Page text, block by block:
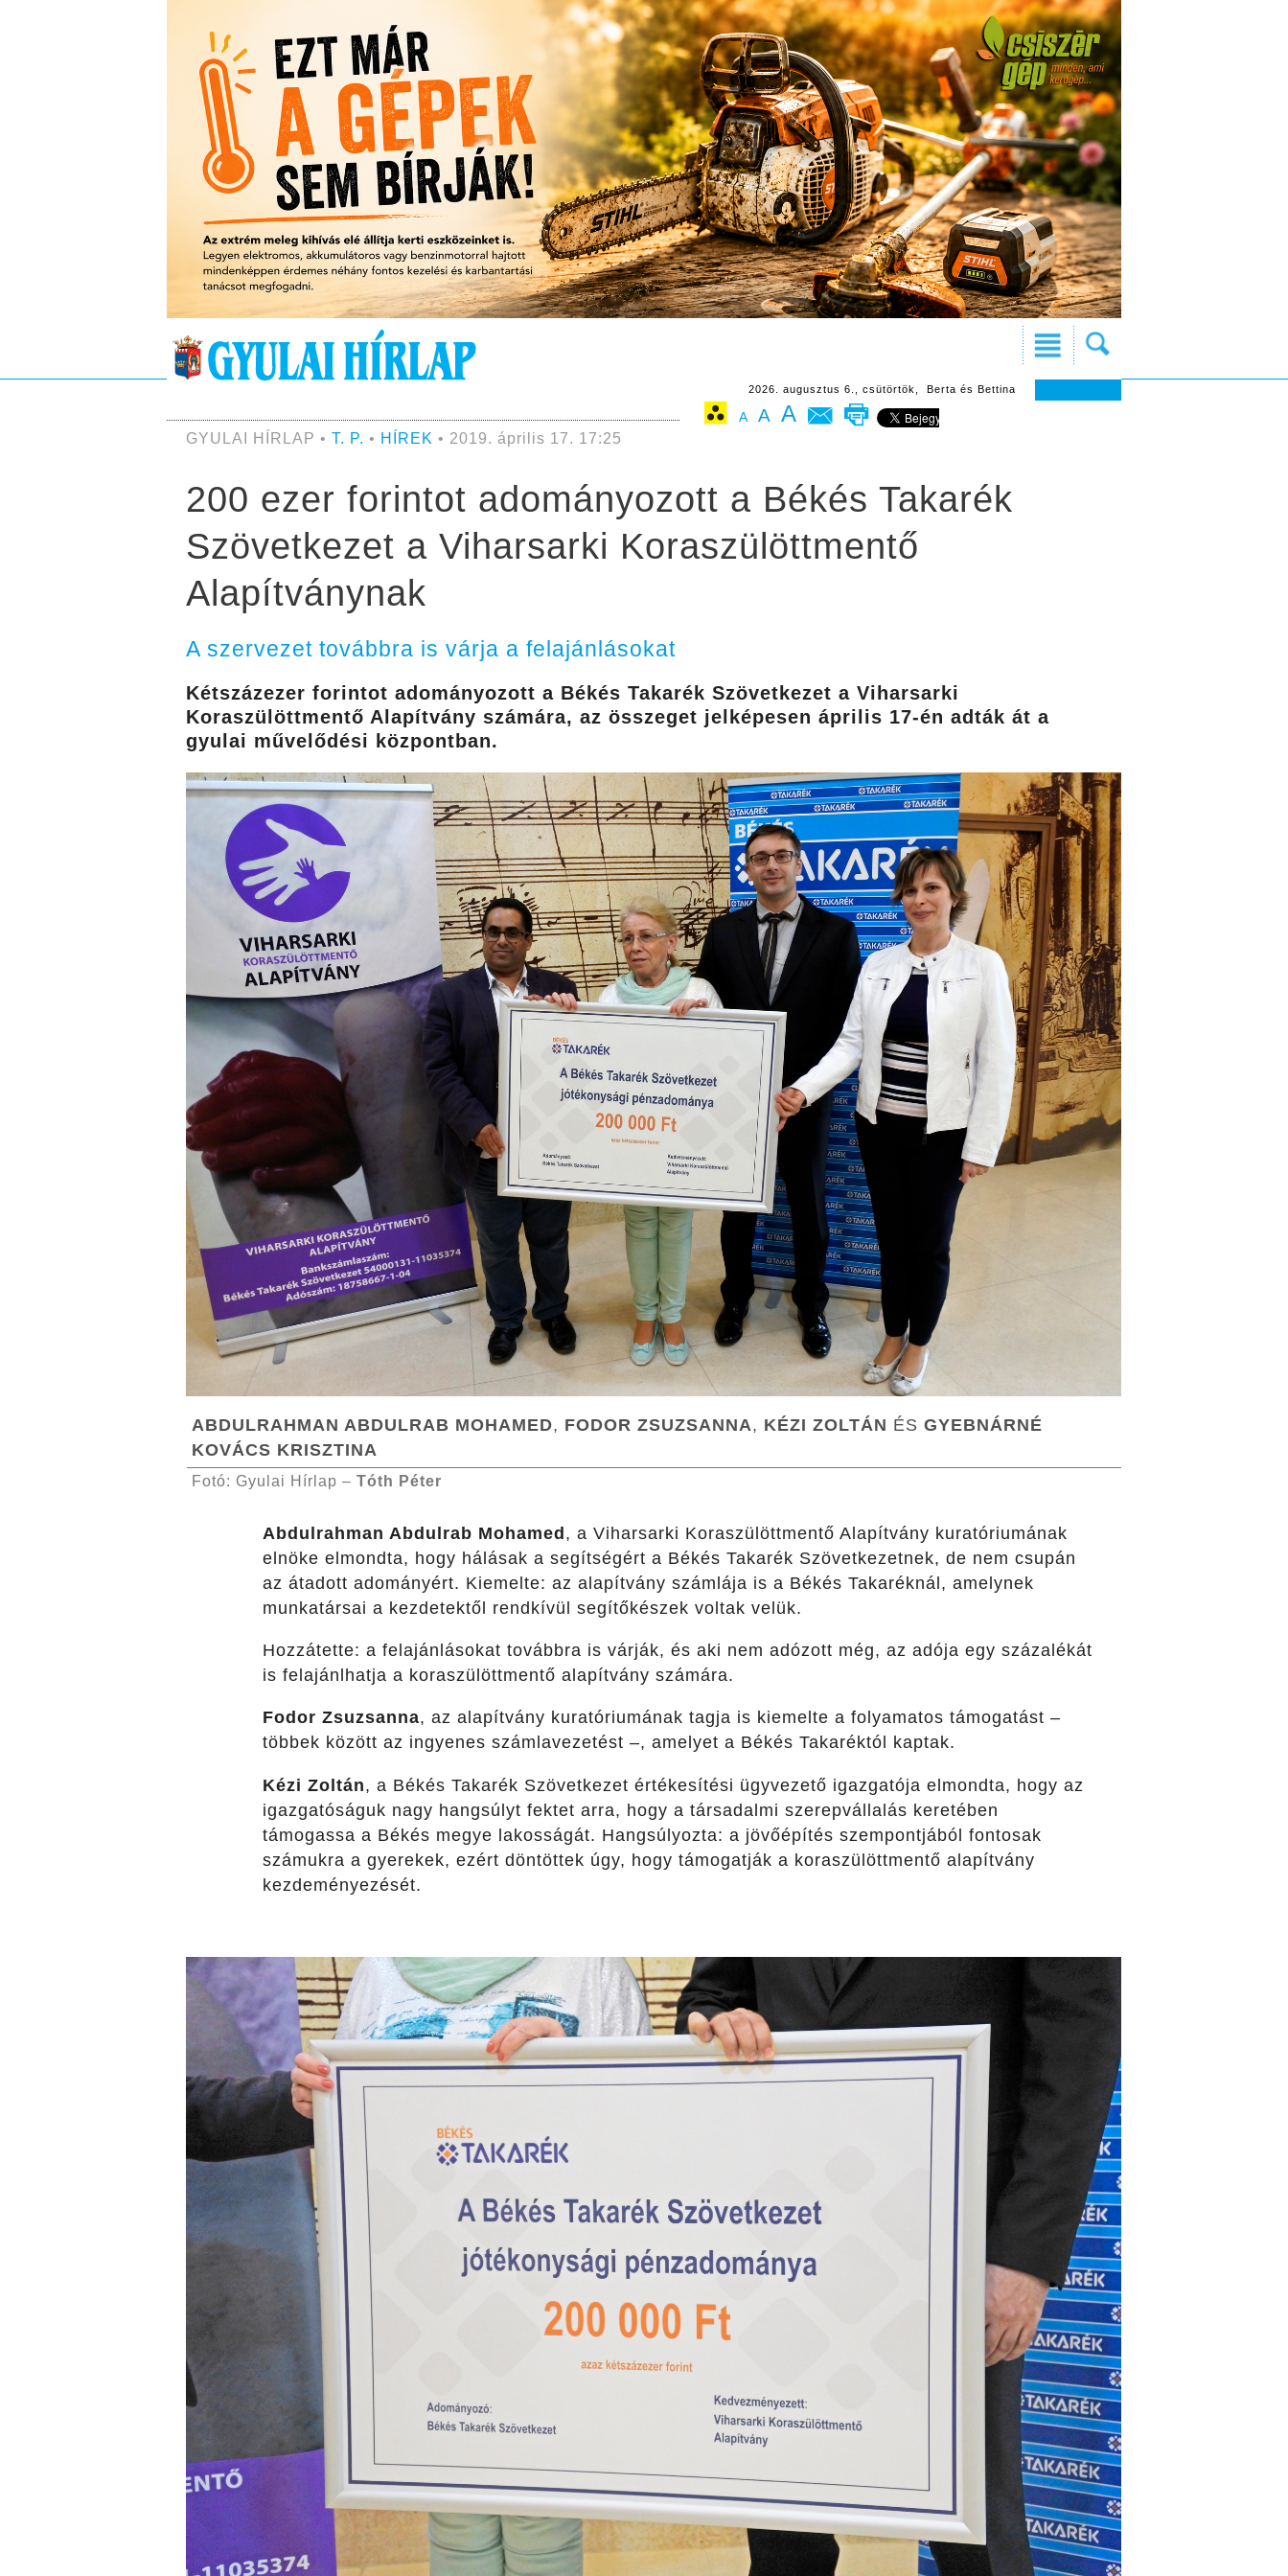
2026. augusztus 6., csütörtök, Berta és Bettina
A A A
GYULAI HÍRLAP • T. P. • HÍREK • 2019. április 17. 17:25
200 ezer forintot adományozott a Békés Takarék
Szövetkezet a Viharsarki Koraszülöttmentő
Alapítványnak
A szervezet továbbra is várja a felajánlásokat
Kétszázezer forintot adományozott a Békés Takarék Szövetkezet a Viharsarki
Koraszülöttmentő Alapítvány számára, az összeget jelképesen április 17-én adták át a
gyulai művelődési központban.
ABDULRAHMAN ABDULRAB MOHAMED, FODOR ZSUZSANNA, KÉZI ZOLTÁN ÉS GYEBNÁRNÉ
KOVÁCS KRISZTINA
Fotó: Gyulai Hírlap – Tóth Péter
Abdulrahman Abdulrab Mohamed , a Viharsarki Koraszülöttmentő Alapítvány kuratóriumának
elnöke elmondta, hogy hálásak a segítségért a Békés Takarék Szövetkezetnek, de nem csupán
az átadott adományért. Kiemelte: az alapítvány számlája is a Békés Takaréknál, amelynek
munkatársai a kezdetektől rendkívül segítőkészek voltak velük.
Hozzátette: a felajánlásokat továbbra is várják, és aki nem adózott még, az adója egy százalékát
is felajánlhatja a koraszülöttmentő alapítvány számára.
Fodor Zsuzsanna, az alapítvány kuratóriumának tagja is kiemelte a folyamatos támogatást –
többek között az ingyenes számlavezetést –, amelyet a Békés Takaréktól kaptak.
Kézi Zoltán, a Békés Takarék Szövetkezet értékesítési ügyvezető igazgatója elmondta, hogy az
igazgatóságuk nagy hangsúlyt fektet arra, hogy a társadalmi szerepvállalás keretében
támogassa a Békés megye lakosságát. Hangsúlyozta: a jövőépítés szempontjából fontosak
számukra a gyerekek, ezért döntöttek úgy, hogy támogatják a koraszülöttmentő alapítvány
kezdeményezését.